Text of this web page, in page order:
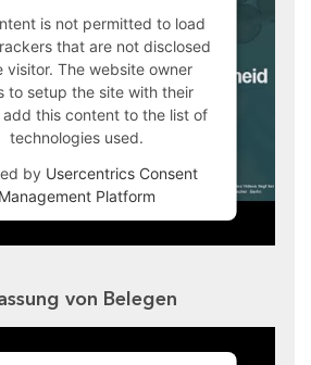
is not permitted to load
that are not disclosed
visitor. The website owner
to setup the site with their
add this content to the list of
technologies used.
by Usercentrics Consent
Management Platform
von Belegen